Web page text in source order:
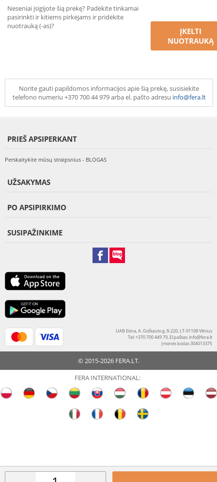
Neseniai įsigijote šią prekę? Padėkite tinkamai
pasirinkti ir kitiems pirkėjams ir pridėkite
nuotrauką (-as)?
ĮKELTI
NUOTRAUKĄ
Norite gauti papildomos informacijos apie šią prekę, susisiekite
telefono numeriu +370 700 44 979 arba el. pašto adresu info@fera.lt
PRIEŠ APSIPERKANT
Perskaitykite mūsų straipsnius - BLOGAS
UŽSAKYMAS
PO APSIPIRKIMO
SUSIPAŽINKIME
UAB Etina, A. Goštauto g. 8-220, LT-01108 Vilnius
Tel: +370 700 449 79, El.paštas:info@fera.lt
Įmonės kodas 304013375
© 2015-2026 FERA.LT.
FERA INTERNATIONAL: